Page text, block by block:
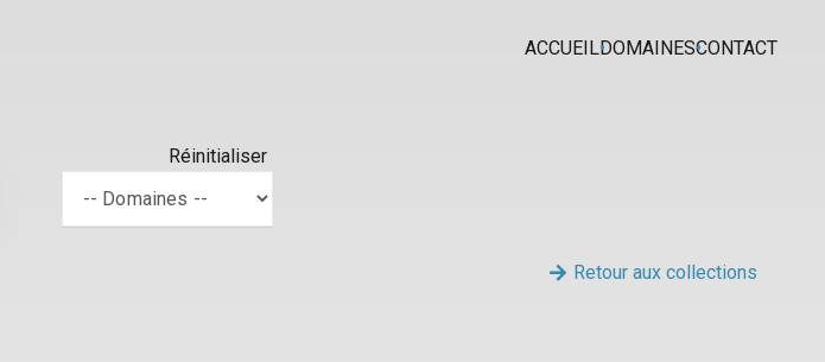
ACCUEILDOMAINESCONTACT
Réinitialiser
Retour aux collections